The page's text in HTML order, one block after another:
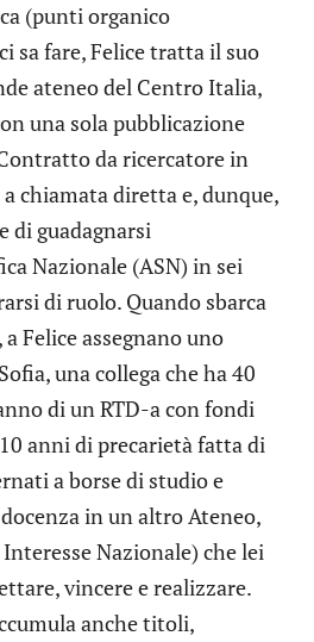
(punti organico
sa fare, Felice tratta il suo
ateneo del Centro Italia,
una sola pubblicazione
da ricercatore in
a chiamata diretta e, dunque,
di guadagnarsi
Nazionale (ASN) in sei
di ruolo. Quando sbarca
Felice assegnano uno
una collega che ha 40
di un RTD-a con fondi
anni di precarietà fatta di
a borse di studio e
in un altro Ateneo,
Nazionale) che lei
vincere e realizzare.
anche titoli,